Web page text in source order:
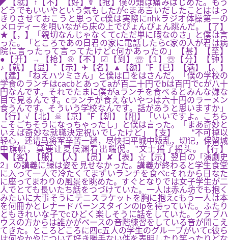
◤【就】↑【不】【好】☤【抢】僕の頭は痛みはじめた。もう
どうでもいいやという気もしたがcまあ言いだしたことははっ
きりさせておこうと思ってc僕は実際にnhkラジオ体操第一の
メロディーを唄いながら床の上でぴょんぴょん跳んだ。【了】
★【，】「親切なんじゃなくてcただ単に暇なのさ」と僕は言
った。「ところであの日君の家に電話したらc家の人が君は病
院に言ったって言ってたけどc何かあったの」【甚】【至】
●【开】→【抢】®【不】☑【到】☏【1】☏【分】【钟】
♪【就】【显】°【示】✈【名】▲【额】℉【已】【满】【。】
【建】「ねえハツミさん」と僕は口をはさんだ。「僕の学校の
学食のランチはcacbとあってaが百二十円でbは百円でcが八十
円なんです。それでたまに僕がaランチを食べるとみんな嫌な
目で見るんです。cランチが食えないやつは六十円のラーメン
食うんです。そういう学校なんです。話があうと思いますか」
【行】√【北】☠【京】℉【朝】【阳】「いいですよ。こちら
こそごちそうになっちゃったし」と僕は言った。「まあ奇妙と
いえば奇妙な就職決定祝いでしたけど」【支】 “不可掉以
轻心，还请马将军辛苦一趟，尽快扫平城中叛乱，切记，保留城
中旗帜，莫要让夏侯渊看出端倪。”文士摇了摇头。【行】
◥【客】【服】【人】【员】✘【表】☆【示】翌日の「演劇史
2」の講義に緑は姿を見せなかった。講義が終わると学生食堂
に入って一人で冷たくてまずいランチを食べcそれから日なた
に座ってまわりの風景を眺めた。すぐとなりでは女子学生が二
人でとても長いたち話をつづけていた。一人は赤ん坊でも抱く
みたいに大事そうにテニスラケットを胸に抱えcもう一人は本
を何冊かとレナードバーンスタインのlpを待っていた。ふたり
ともきれいな子でcひどく楽しそうに話をしていた。クラブハ
ウスの方からは誰かがベースの音階練習をしている音が聞こえ
てきた。ところどころに四c五人の学生のグループがいてc彼ら